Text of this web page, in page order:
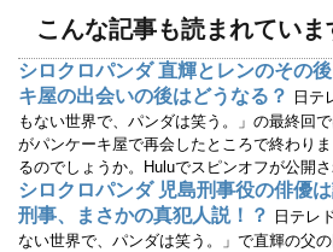
ィ
ン
ウ
で
開
き
ま
す
)
こんな記事も読まれていま
シロクロパンダ 直輝とレンのその
キ屋の出会いの後はどうなる？ 日テ
もない世界で、パンダは笑う。」の最終回
がパンケーキ屋で再会したところで終わり
るのでしょうか。Huluでスピンオフが公開
シロクロパンダ 児島刑事役の俳優
刑事、まさかの真犯人説！？ 日テレ
ない世界で、パンダは笑う。」で直輝の父